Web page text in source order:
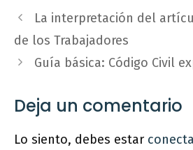
La interpretación del
de los Trabajadores
Guía básica: Código Civil
Deja un comentario
Lo siento, debes estar